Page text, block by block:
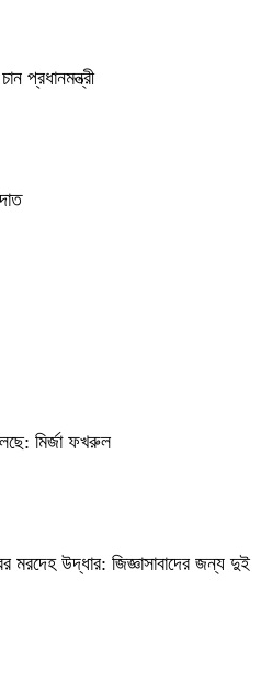
প্রধানমন্ত্রী
মির্জা ফখরুল
মরদেহ উদ্ধার: জিজ্ঞাসাবাদের জন্য দুই